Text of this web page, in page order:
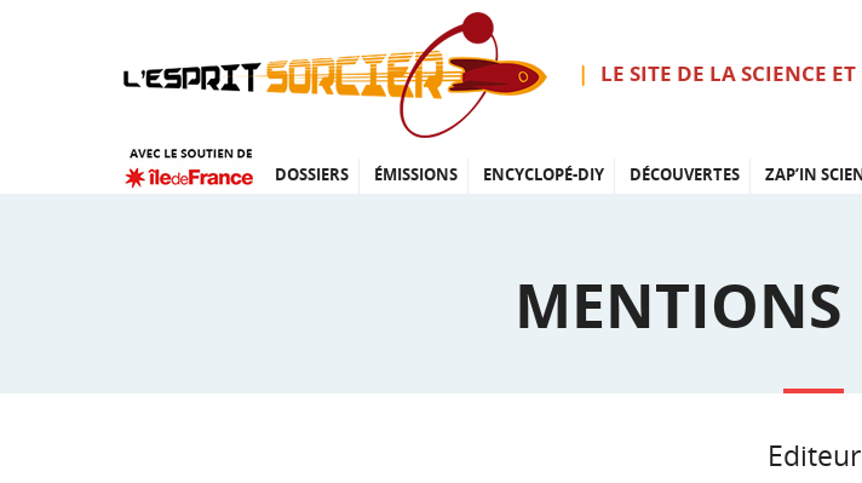
LE SITE DE LA SCIENCE
DOSSIERS ÉMISSIONS ENCYCLOPÉ-DIY DÉCOUVERTES ZAP’IN
MENTIONS
Editeur